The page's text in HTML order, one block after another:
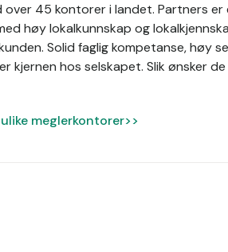
over 45 kontorer i landet. Partners er
høy lokalkunnskap og
Solid faglig kompetanse, høy
kjernen hos selskapet. Slik ønsker
meglerkontorer>>